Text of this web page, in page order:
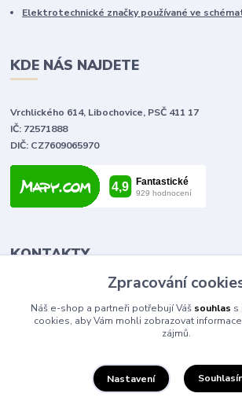
Elektrotechnické značky používané ve
KDE NÁS NAJDETE
Vrchlického 614, Libochovice, PSČ 411 17
IČ: 72571888
DIČ: CZ7609065970
KONTAKTY
Tomáš Vlček
+420 702 090 443
volejte od 9,00 - 20,00 hod
info@elektromaterial.cz
Zpracování
Náš e-shop a partneři potřebují Váš souhlas s
cookies, aby Vám mohli zobrazovat
zájmů.
Nastavení